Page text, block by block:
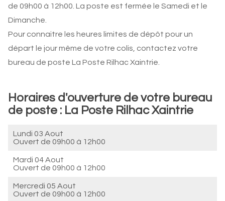
de 09h00 à 12h00. La poste est fermée le Samedi et le
Dimanche.
Pour connaitre les heures limites de dépôt pour un
départ le jour même de votre colis, contactez votre
bureau de poste La Poste Rilhac Xaintrie.
Horaires d'ouverture de votre bureau
de poste : La Poste Rilhac Xaintrie
Lundi 03 Aout
Ouvert de 09h00 à 12h00
Mardi 04 Aout
Ouvert de 09h00 à 12h00
Mercredi 05 Aout
Ouvert de 09h00 à 12h00